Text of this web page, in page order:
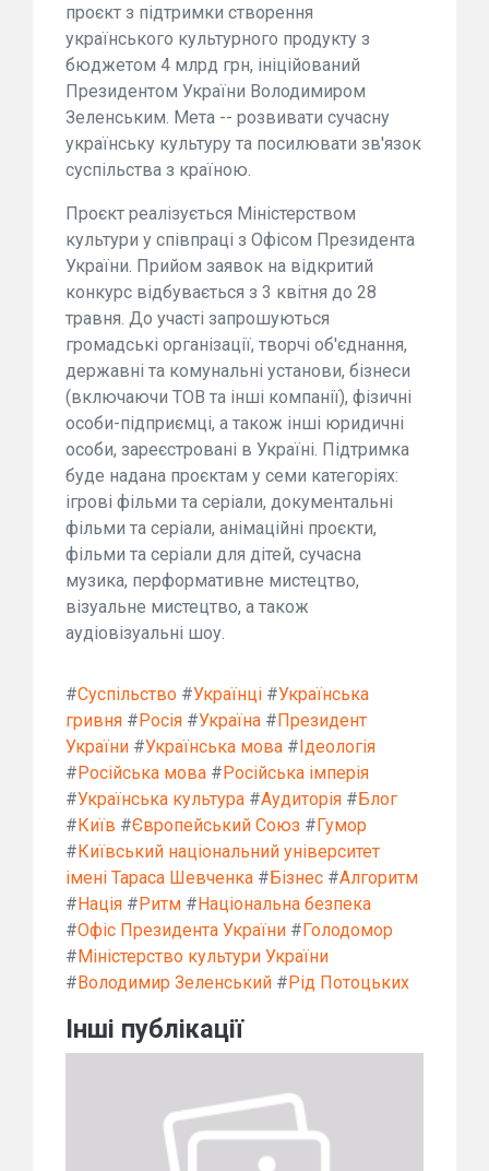
проєкт з підтримки створення
українського культурного продукту з
бюджетом 4 млрд грн, ініційований
Президентом України Володимиром
Зеленським. Мета -- розвивати сучасну
українську культуру та посилювати зв'язок
суспільства з країною.
Проєкт реалізується Міністерством
культури у співпраці з Офісом Президента
України. Прийом заявок на відкритий
конкурс відбувається з 3 квітня до 28
травня. До участі запрошуються
громадські організації, творчі об'єднання,
державні та комунальні установи, бізнеси
(включаючи ТОВ та інші компанії), фізичні
особи-підприємці, а також інші юридичні
особи, зареєстровані в Україні. Підтримка
буде надана проєктам у семи категоріях:
ігрові фільми та серіали, документальні
фільми та серіали, анімаційні проєкти,
фільми та серіали для дітей, сучасна
музика, перформативне мистецтво,
візуальне мистецтво, а також
аудіовізуальні шоу.
#Суспільство #Українці #Українська
гривня #Росія #Україна #Президент
України #Українська мова #Ідеологія
#Російська мова #Російська імперія
#Українська культура #Аудиторія #Блог
#Київ #Європейський Союз #Гумор
#Київський національний університет
імені Тараса Шевченка #Бізнес #Алгоритм
#Нація #Ритм #Національна безпека
#Офіс Президента України #Голодомор
#Міністерство культури України
#Володимир Зеленський #Рід Потоцьких
Інші публікації